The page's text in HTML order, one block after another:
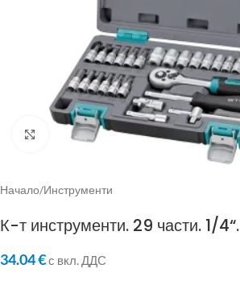
Click to enlarge
Начало/Инструменти
К-т инструменти. 29 части. 1/4“.
34.04€с вкл. ДДС